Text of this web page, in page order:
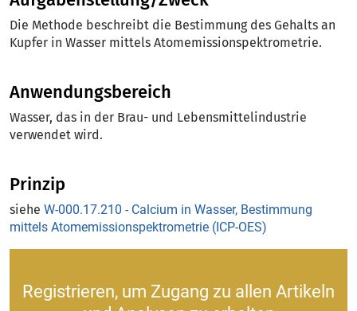
Die Methode beschreibt die Bestimmung des Gehalts an
Kupfer in Wasser mittels Atomemissionspektrometrie.
Anwendungsbereich
Wasser, das in der Brau- und Lebensmittelindustrie
verwendet wird.
Prinzip
siehe W-000.17.210 - Calcium in Wasser, Bestimmung
mittels Atomemissionspektrometrie (ICP-OES)
Registrieren, um Zugang zu allen Artikeln